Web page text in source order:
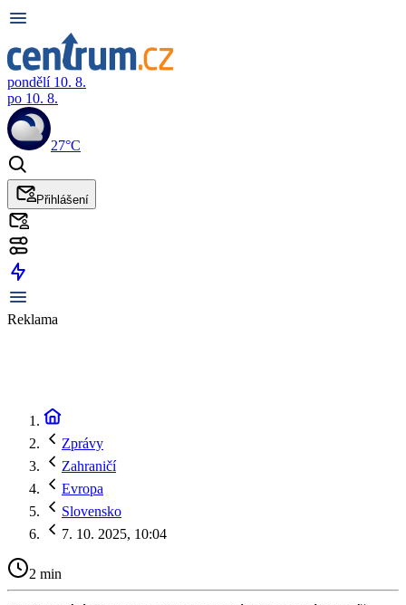
pondělí 10. 8.
po 10. 8.
27°C
Přihlášení
Reklama
Zprávy
Zahraničí
Evropa
Slovensko
7. 10. 2025, 10:04
2 min